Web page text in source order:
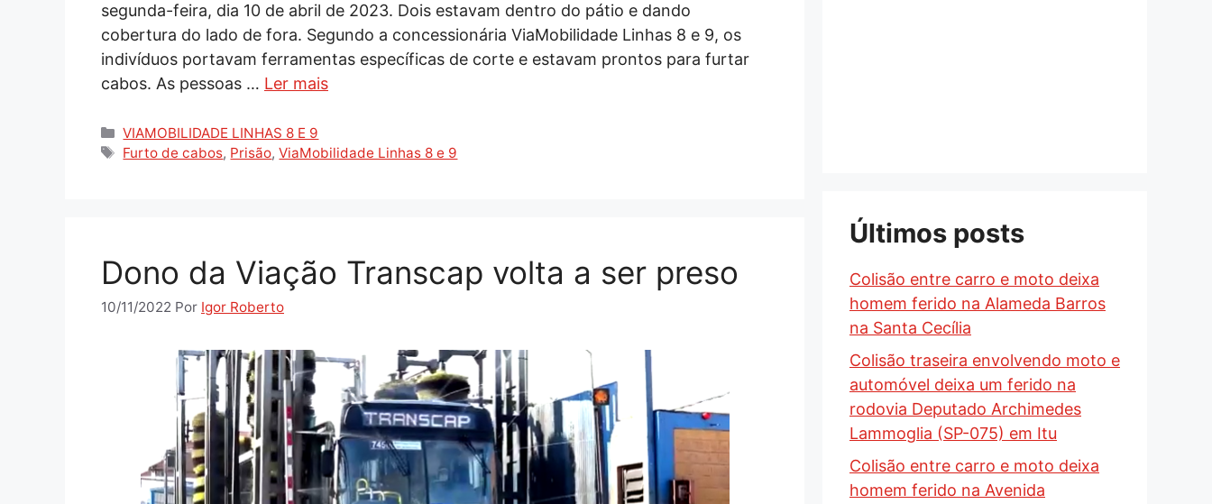
segunda-feira, dia 10 de abril de 2023. Dois estavam dentro do pátio e dando
cobertura do lado de fora. Segundo a concessionária ViaMobilidade Linhas 8 e 9, os
indivíduos portavam ferramentas específicas de corte e estavam prontos para furtar
cabos. As pessoas … Ler mais
Categorias
VIAMOBILIDADE LINHAS 8 E 9
Tags
Furto de cabos, Prisão,ViaMobilidade Linhas 8 e 9
Dono da Viação Transcap volta a ser preso
10/11/2022 Por Igor Roberto
Últimos posts
Colisão entre carro e moto deixa
homem ferido na Alameda Barros
na Santa Cecília
Colisão traseira envolvendo moto e
automóvel deixa um ferido na
rodovia Deputado Archimedes
Lammoglia (SP-075) em Itu
Colisão entre carro e moto deixa
homem ferido na Avenida